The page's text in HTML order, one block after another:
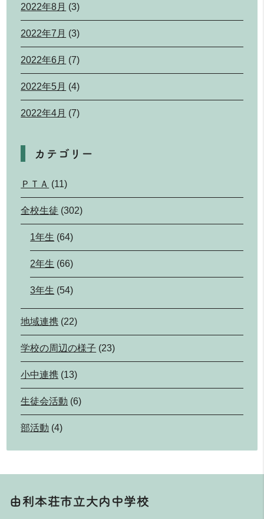
2022年8月 (3)
2022年7月 (3)
2022年6月 (7)
2022年5月 (4)
2022年4月 (7)
カテゴリー
ＰＴＡ (11)
全校生徒 (302)
1年生 (64)
2年生 (66)
3年生 (54)
地域連携 (22)
学校の周辺の様子 (23)
小中連携 (13)
生徒会活動 (6)
部活動 (4)
由利本荘市立大内中学校